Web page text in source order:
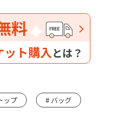
料
ット購入とは？
ップ バッグ